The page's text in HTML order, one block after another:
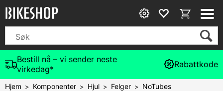
Bestill nå – vi sender neste
virkedag*
Rabattkode
Hjem > Komponenter> Hjul > Felger> NoTubes